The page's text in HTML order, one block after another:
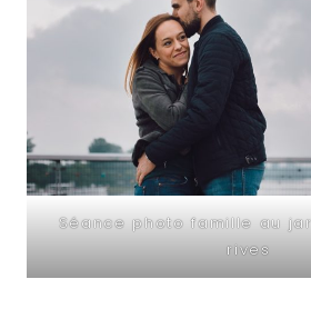
Séance photo famille au
rives